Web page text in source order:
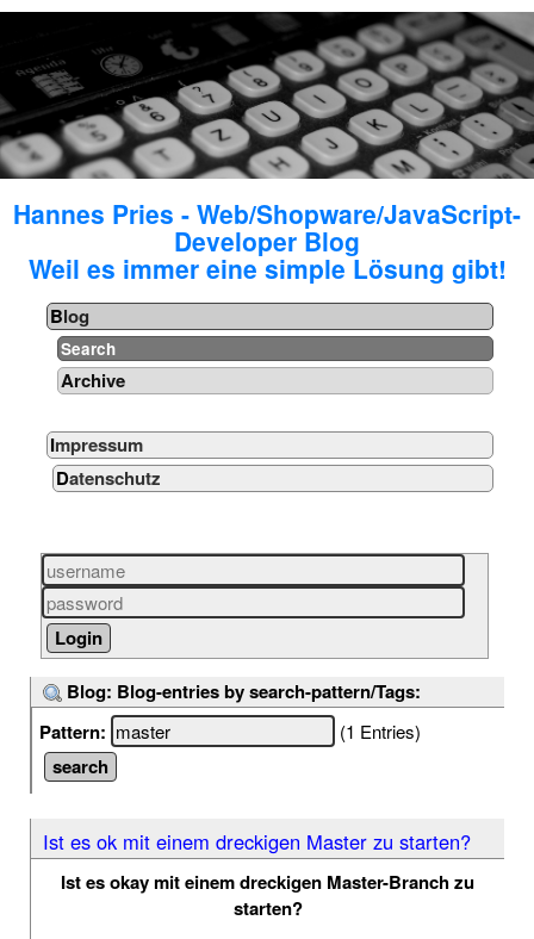
Hannes Pries - Web/Shopware/JavaScript-
Developer Blog
Weil es immer eine simple Lösung gibt!
Blog
Search
Archive
Impressum
Datenschutz
Blog: Blog-entries by search-pattern/Tags:
Pattern:
(1 Entries)
Ist es ok mit einem dreckigen Master zu starten?
Ist es okay mit einem dreckigen Master-Branch zu
starten?